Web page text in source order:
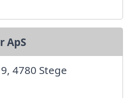
ApS
4780 Stege